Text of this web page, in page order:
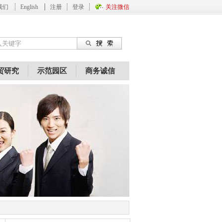
们 English 注册 登录 关注微信
研究 示范园区 商务诚信